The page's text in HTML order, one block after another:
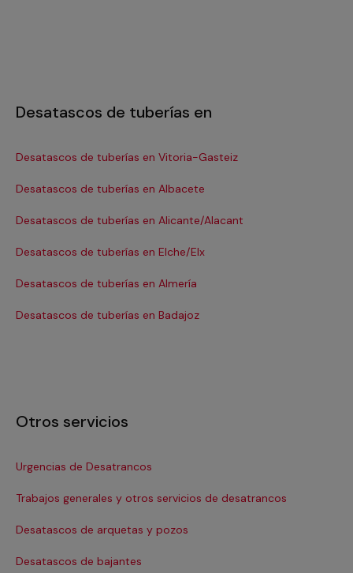
Desatascos de tuberías en
Desatascos de tuberías en Vitoria-Gasteiz
Desatascos de tuberías en Albacete
Desatascos de tuberías en Alicante/Alacant
Desatascos de tuberías en Elche/Elx
Desatascos de tuberías en Almería
Desatascos de tuberías en Badajoz
Otros servicios
Urgencias de Desatrancos
Trabajos generales y otros servicios de desatrancos
Desatascos de arquetas y pozos
Desatascos de bajantes